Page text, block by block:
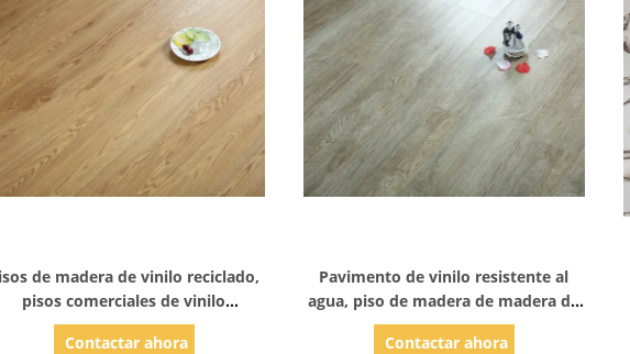
de madera de vinilo reciclado,
pisos comerciales de vinilo
impermeables
Contactar ahora
Pavimento de vinilo resistente al
agua, piso de madera de madera de
vinilo de alto brillo
Contactar ahora